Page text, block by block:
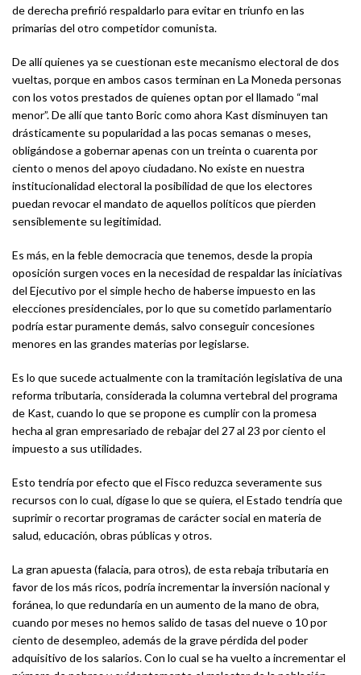
de derecha prefirió respaldarlo para evitar en triunfo en las
primarias del otro competidor comunista.
De allí quienes ya se cuestionan este mecanismo electoral de dos
vueltas, porque en ambos casos terminan en La Moneda personas
con los votos prestados de quienes optan por el llamado “mal
menor”. De allí que tanto Boric como ahora Kast disminuyen tan
drásticamente su popularidad a las pocas semanas o meses,
obligándose a gobernar apenas con un treinta o cuarenta por
ciento o menos del apoyo ciudadano. No existe en nuestra
institucionalidad electoral la posibilidad de que los electores
puedan revocar el mandato de aquellos políticos que pierden
sensiblemente su legitimidad.
Es más, en la feble democracia que tenemos, desde la propia
oposición surgen voces en la necesidad de respaldar las iniciativas
del Ejecutivo por el simple hecho de haberse impuesto en las
elecciones presidenciales, por lo que su cometido parlamentario
podría estar puramente demás, salvo conseguir concesiones
menores en las grandes materias por legislarse.
Es lo que sucede actualmente con la tramitación legislativa de una
reforma tributaria, considerada la columna vertebral del programa
de Kast, cuando lo que se propone es cumplir con la promesa
hecha al gran empresariado de rebajar del 27 al 23 por ciento el
impuesto a sus utilidades.
Esto tendría por efecto que el Fisco reduzca severamente sus
recursos con lo cual, dígase lo que se quiera, el Estado tendría que
suprimir o recortar programas de carácter social en materia de
salud, educación, obras públicas y otros.
La gran apuesta (falacia, para otros), de esta rebaja tributaria en
favor de los más ricos, podría incrementar la inversión nacional y
foránea, lo que redundaría en un aumento de la mano de obra,
cuando por meses no hemos salido de tasas del nueve o 10 por
ciento de desempleo, además de la grave pérdida del poder
adquisitivo de los salarios. Con lo cual se ha vuelto a incrementar el